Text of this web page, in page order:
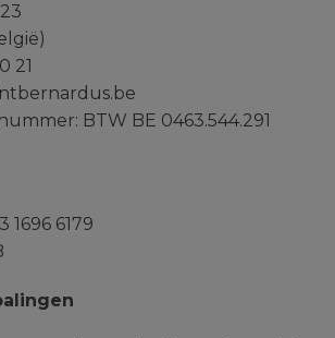
21
BTW BE 0463.544.291
1696 6179